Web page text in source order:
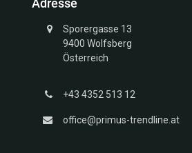
Adresse
Sporergasse 13
9400 Wolfsberg
Österreich
+43 4352 513 12
office@primus-trendline.at